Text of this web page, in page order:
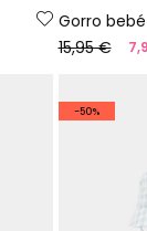
15,95 €
-50%